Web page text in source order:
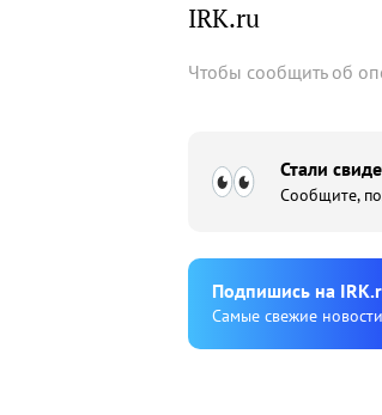
IRK.ru
Чтобы сообщить об
Стали
Сообщите,
Подпишиcь на
Cамые свежие